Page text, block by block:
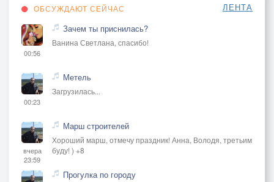
ОБСУЖДАЮТ СЕЙЧАС ЛЕНТА
00:56
Зачем ты приснилась?
Ванина Светлана, спасибо!
00:23
Метель
Загрузилась...
вчера
23:59
Марш строителей
Хороший марш, отмечу праздник! Анна, Володя, третьим
буду! ) +8
Прогулка по городу